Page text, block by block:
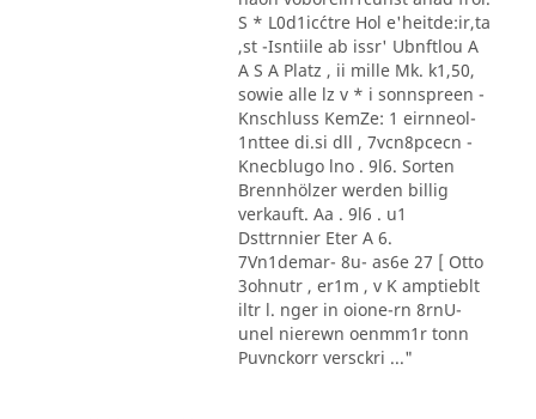
S * L0d1ic´ctre Hol e'heitde:ir,ta
,st -Isntiile ab issr' Ubnftlou A
A S A Platz , ii mille Mk. k1,50,
sowie alle lz v * i sonnspreen -
Knschluss KemZe: 1 eirnneol-
1nttee di.si dll , 7vcn8pcecn -
Knecblugo lno . 9l6. Sorten
Brennhölzer werden billig
verkauft. Aa . 9l6 . u1
Dsttrnnier Eter A 6.
7Vn1demar- 8u- as6e 27 [ Otto
3ohnutr , er1m , v K amptieblt
iltr l. nger in oione-rn 8rnU-
unel nierewn oenmm1r tonn
Puvnckorr versckri ..."